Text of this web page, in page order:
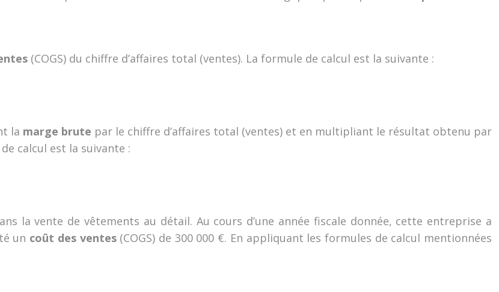
(COGS) du chiffre d’affaires total (ventes). La formule de calcul est la suivante :
la marge brute par le chiffre d’affaires total (ventes) et en multipliant le résultat obtenu par
calcul est la suivante :
la vente de vêtements au détail. Au cours d’une année fiscale donnée, cette entreprise a
un coût des ventes (COGS) de 300 000 €. En appliquant les formules de calcul mentionnées